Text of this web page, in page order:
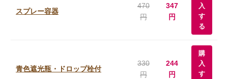
スプレー容器
470
円
347
円
入
す
る
青色遮光瓶・ドロップ栓付
330
円
244
円
購
入
す